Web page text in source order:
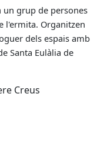
un grup de persones
l'ermita. Organitzen
dels espais amb
Santa Eulàlia de
Creus